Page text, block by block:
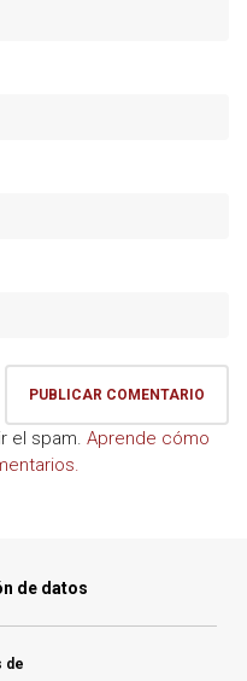
el spam. Aprende cómo
de datos
de